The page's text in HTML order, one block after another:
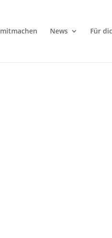
mitmachen News Für